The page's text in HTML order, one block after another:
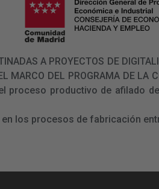
A PROYECTOS DE
MARCO DEL PROGRAMA DE LA
proceso productivo de afilado
los procesos de fabricación